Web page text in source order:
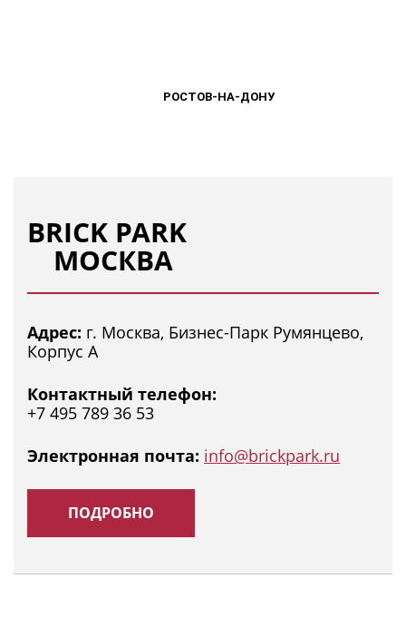
РОСТОВ-НА-ДОНУ
РОСТОВ-НА-ДОНУ
BRICK PARK
МОСКВА
Адрес: г. Москва, Бизнес-Парк Румянцево,
Корпус А
Контактный телефон:
+7 495 789 36 53
Электронная почта: info@brickpark.ru
ПОДРОБНО